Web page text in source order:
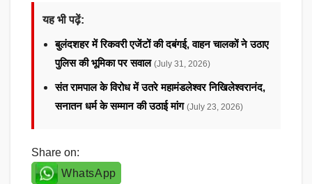
यह भी पढ़ें:
बुलंदशहर में रिकवरी एजेंटों की दबंगई, वाहन चालकों ने उठाए
पुलिस की भूमिका पर सवाल (July 31, 2026)
संत रामपाल के विरोध में उतरे महामंडलेश्वर निखिलेश्वरानंद,
सनातन धर्म के सम्मान की उठाई मांग (July 23, 2026)
Share on:
WhatsApp